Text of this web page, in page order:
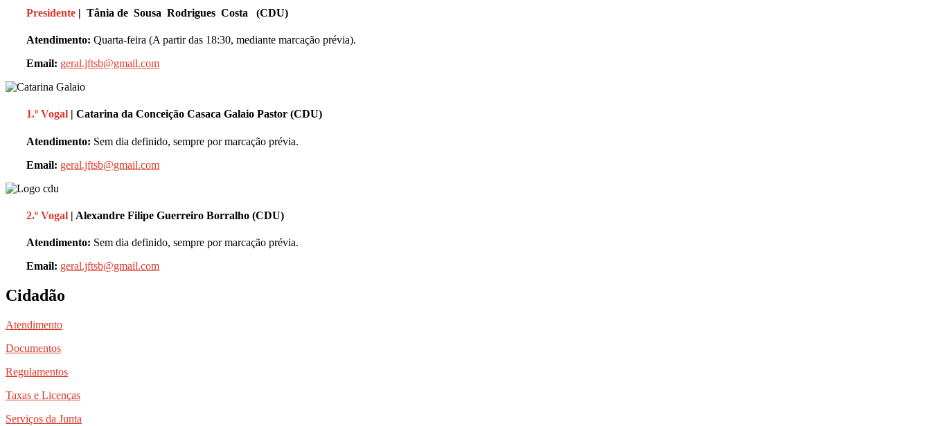
Presidente | Tânia de Sousa Rodrigues Costa (CDU)
Atendimento: Quarta-feira (A partir das 18:30, mediante marcação prévia).
Email: geral.jftsb@gmail.com
1.º Vogal | Catarina da Conceição Casaca Galaio Pastor (CDU)
Atendimento: Sem dia definido, sempre por marcação prévia.
Email: geral.jftsb@gmail.com
2.º Vogal | Alexandre Filipe Guerreiro Borralho (CDU)
Atendimento: Sem dia definido, sempre por marcação prévia.
Email: geral.jftsb@gmail.com
Cidadão
Atendimento
Documentos
Regulamentos
Taxas e Licenças
Serviços da Junta